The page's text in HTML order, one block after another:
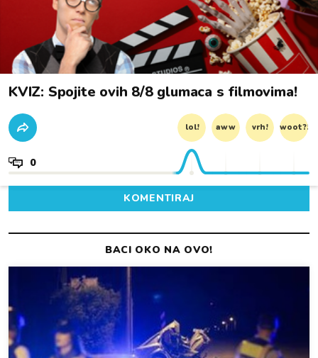
KVIZ: Spojite ovih 8/8 glumaca s filmovima!
lol! aww vrh! woot?!
0
KOMENTIRAJ